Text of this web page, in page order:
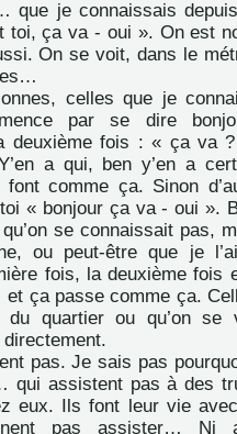
que je connaissais
toi, ça va - oui ». On est
On se voit, dans le
celles que je
par se dire
deuxième fois : « ça va
a qui, ben y’en a
font comme ça. Sinon
« bonjour ça va - oui ».
se connaissait pas,
ou peut-être que je
fois, la deuxième fois
ça passe comme ça.
du quartier ou qu’on se
pas. Je sais pas
qui assistent pas à des
eux. Ils font leur vie
pas assister… Ni